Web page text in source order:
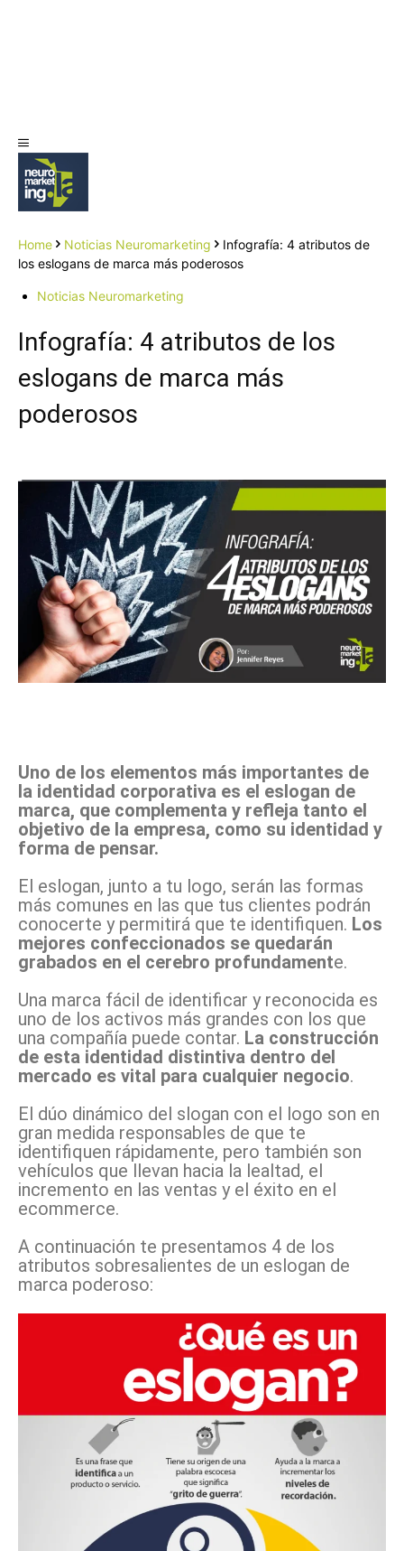
Home Noticias Neuromarketing
Infografía: 4 atributos de
los eslogans de marca más poderosos
Noticias Neuromarketing
Infografía: 4 atributos de los
eslogans de marca más
poderosos
Uno de los elementos más importantes de
la identidad corporativa es el eslogan de
marca, que complementa y refleja tanto el
objetivo de la empresa, como su identidad y
forma de pensar.
El eslogan, junto a tu logo, serán las formas
más comunes en las que tus clientes podrán
conocerte y permitirá que te identifiquen. Los
mejores confeccionados se quedarán
grabados en el cerebro profundamente.
Una marca fácil de identificar y reconocida es
uno de los activos más grandes con los que
una compañía puede contar. La construcción
de esta identidad distintiva dentro del
mercado es vital para cualquier negocio.
El dúo dinámico del slogan con el logo son en
gran medida responsables de que te
identifiquen rápidamente, pero también son
vehículos que llevan hacia la lealtad, el
incremento en las ventas y el éxito en el
ecommerce.
A continuación te presentamos 4 de los
atributos sobresalientes de un eslogan de
marca poderoso: